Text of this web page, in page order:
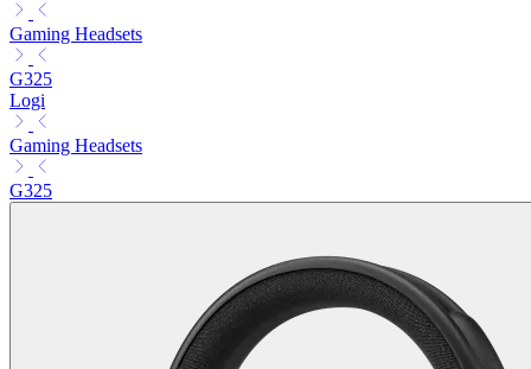
Gaming Headsets
G325
Logi
Gaming Headsets
G325